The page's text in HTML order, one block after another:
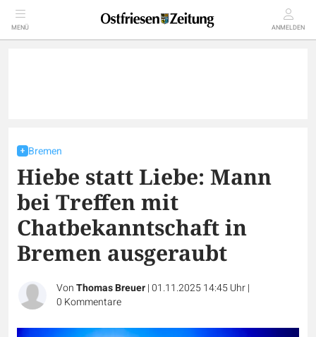
MENÜ ANMELDEN
Bremen
Hiebe statt Liebe: Mann
bei Treffen mit
Chatbekanntschaft in
Bremen ausgeraubt
VonThomas Breuer|01.11.2025 14:45 Uhr|
0 Kommentare